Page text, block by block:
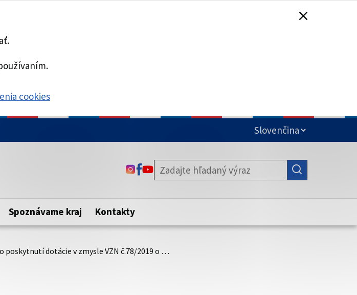
cookies
Táto stránka je zabezpečená
zabezpečenú webovú stránku. Zabezpečená stránka vždy začína
https:// pred názvom domény webového sídla.
ODKAZ SA OTVORÍ NA NOVEJ KARTE
ODKAZ SA OTVORÍ NA NOVEJ KARTE
ODKAZ SA OTVORÍ NA NOVEJ KARTE
Spoznávame kraj Kontakty
poskytnutí dotácie v zmysle VZN č.78/2019 o …